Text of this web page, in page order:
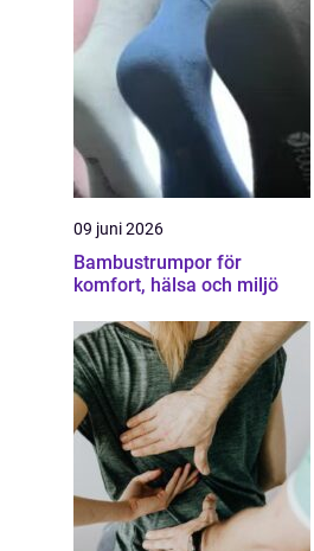
09 juni 2026
Bambustrumpor för
komfort, hälsa och miljö